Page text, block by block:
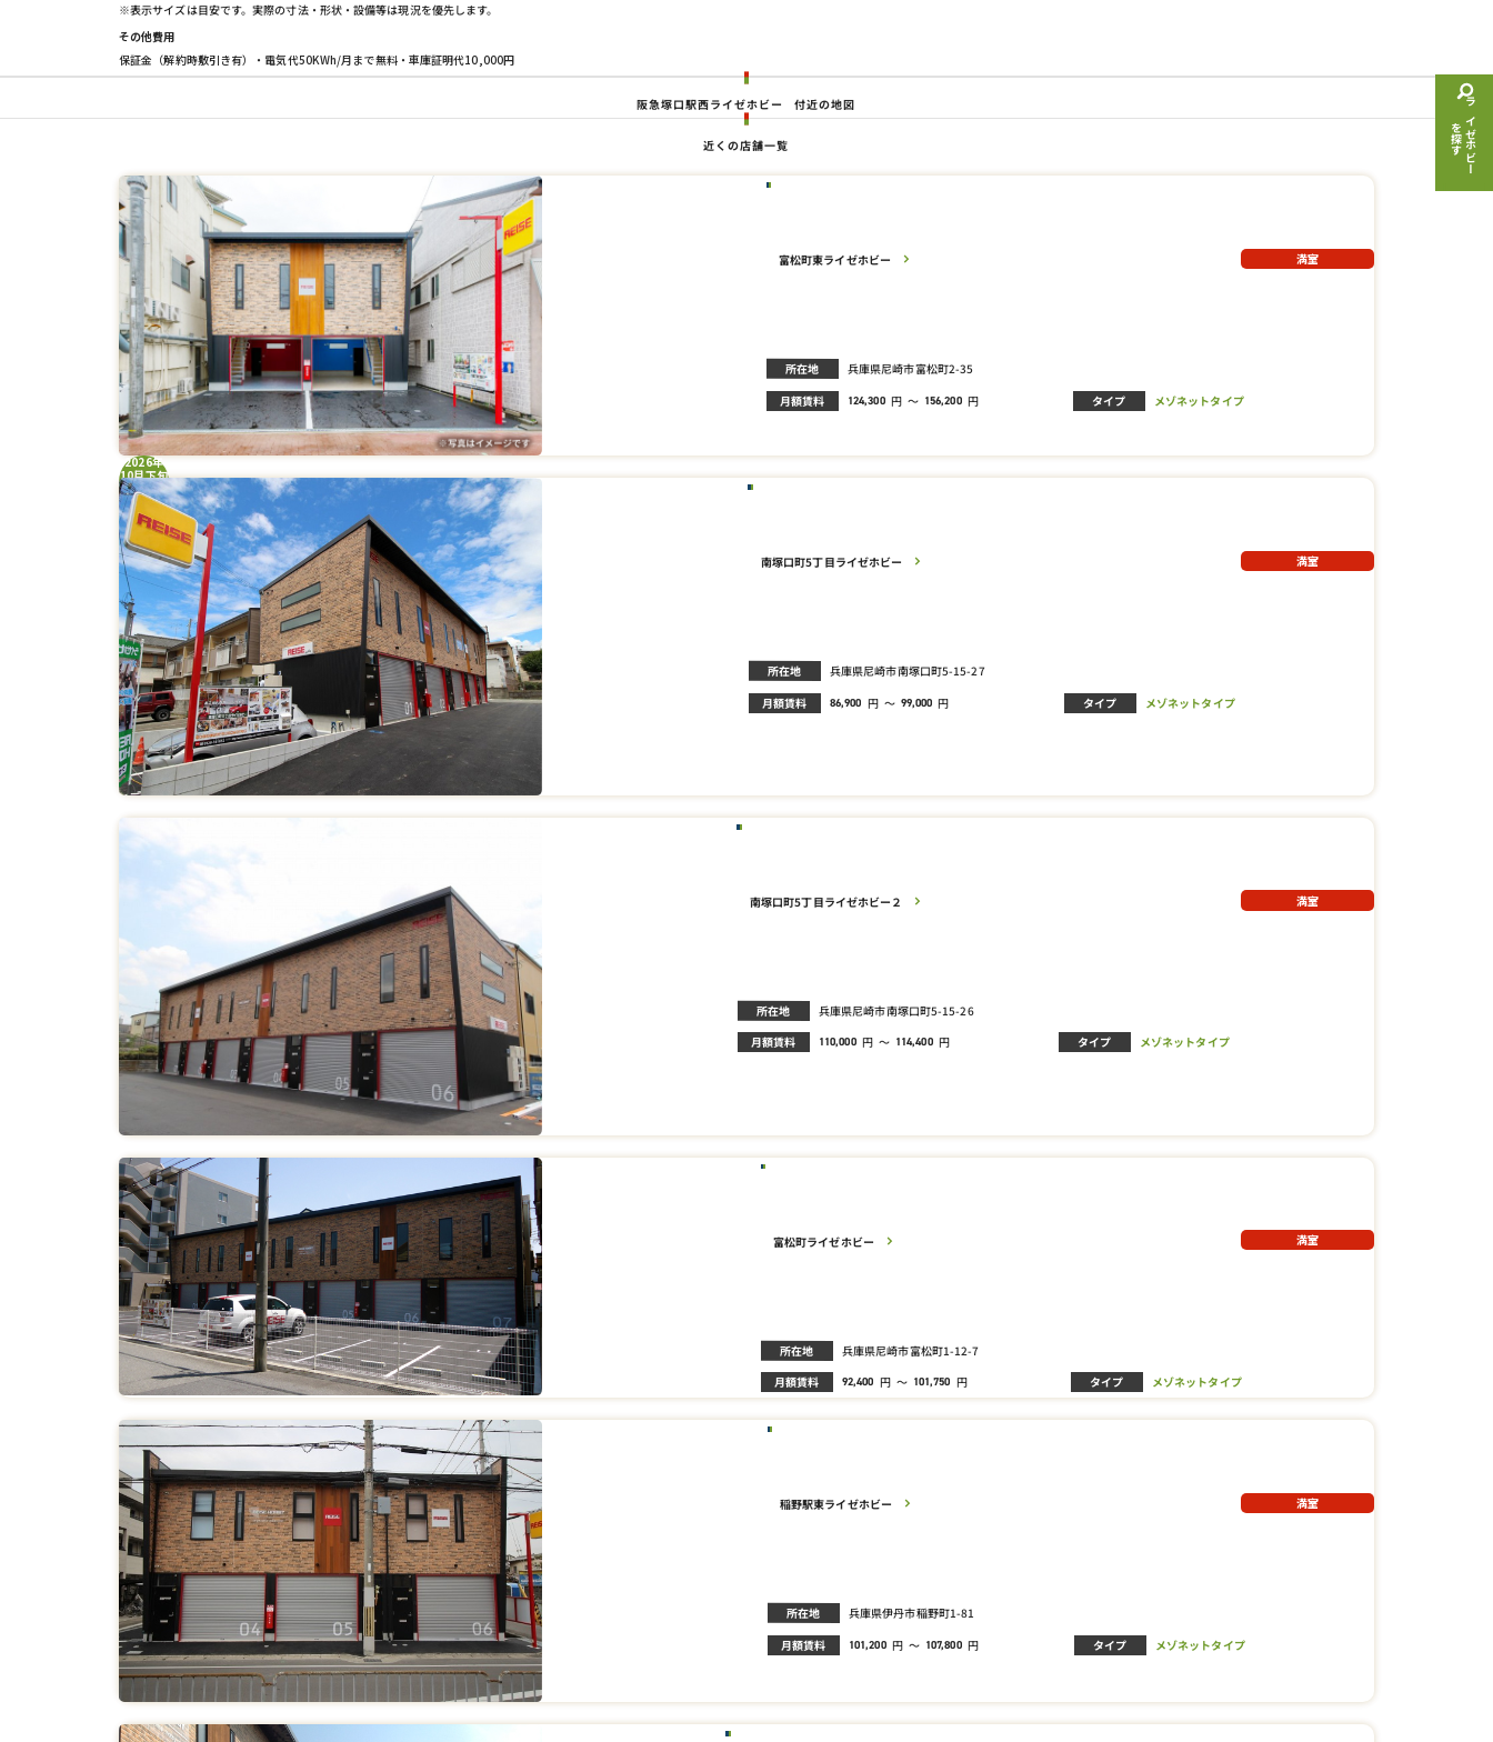
※表示サイズは目安です。実際の寸法・形状・設備等は現況を優先します。
その他費用
保証金（解約時敷引き有）・電気代50KWh/月まで無料・車庫証明代10,000円
阪急塚口駅西ライゼホビー 付近の地図
近くの店舗一覧
2026年
10月下旬
NEW
OPEN!
富松町東ライゼホビー 満室
所在地 兵庫県尼崎市富松町2-35
月額賃料 124,300 円 ～ 156,200 円 タイプ メゾネットタイプ
南塚口町5丁目ライゼホビー 満室
所在地 兵庫県尼崎市南塚口町5-15-27
月額賃料 86,900 円 ～ 99,000 円 タイプ メゾネットタイプ
南塚口町5丁目ライゼホビー２ 満室
所在地 兵庫県尼崎市南塚口町5-15-26
月額賃料 110,000 円 ～ 114,400 円 タイプ メゾネットタイプ
富松町ライゼホビー 満室
所在地 兵庫県尼崎市富松町1-12-7
月額賃料 92,400 円 ～ 101,750 円 タイプ メゾネットタイプ
稲野駅東ライゼホビー 満室
所在地 兵庫県伊丹市稲野町1-81
月額賃料 101,200 円 ～ 107,800 円 タイプ メゾネットタイプ
ライゼホビー
を探す